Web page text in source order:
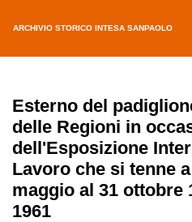
ARCHIVIO STORICO INTESA SANPAOLO
Esterno del
delle Regioni in
dell'Esposizione
Lavoro che si tenne
maggio al 31 ottobre
1961